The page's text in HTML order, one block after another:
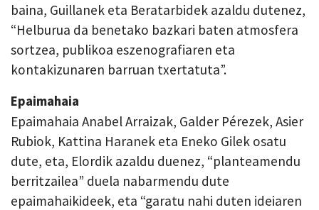
baina, Guillanek eta Beratarbidek azaldu dutenez,
“Helburua da benetako bazkari baten atmosfera
sortzea, publikoa eszenografiaren eta
kontakizunaren barruan txertatuta”.
Epaimahaia
Epaimahaia Anabel Arraizak, Galder Pérezek, Asier
Rubiok, Kattina Haranek eta Eneko Gilek osatu
dute, eta, Elordik azaldu duenez, “planteamendu
berritzailea” duela nabarmendu dute
epaimahaikideek, eta “garatu nahi duten ideiaren